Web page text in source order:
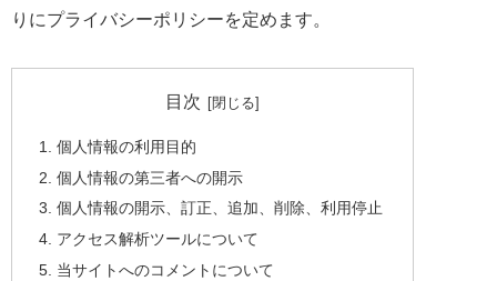
りにプライバシーポリシーを定めます。
目次
個人情報の利用目的
個人情報の第三者への開示
個人情報の開示、訂正、追加、削除、利用停止
アクセス解析ツールについて
当サイトへのコメントについて